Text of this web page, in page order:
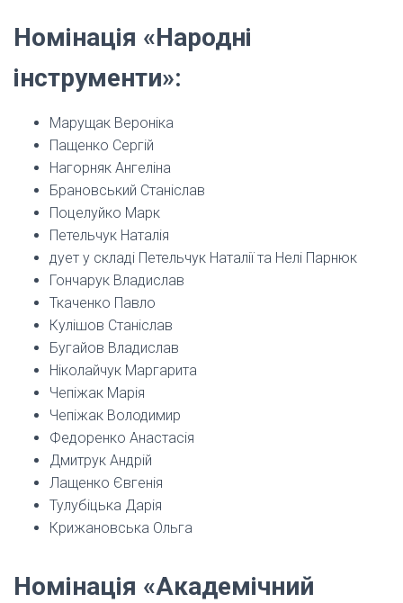
Номінація «Народні
інструменти»:
Марущак Вероніка
Пащенко Сергій
Нагорняк Ангеліна
Брановський Станіслав
Поцелуйко Марк
Петельчук Наталія
дует у складі Петельчук Наталії та Нелі Парнюк
Гончарук Владислав
Ткаченко Павло
Кулішов Станіслав
Бугайов Владислав
Ніколайчук Маргарита
Чепіжак Марія
Чепіжак Володимир
Федоренко Анастасія
Дмитрук Андрій
Лащенко Євгенія
Тулубіцька Дарія
Крижановська Ольга
Номінація «Академічний